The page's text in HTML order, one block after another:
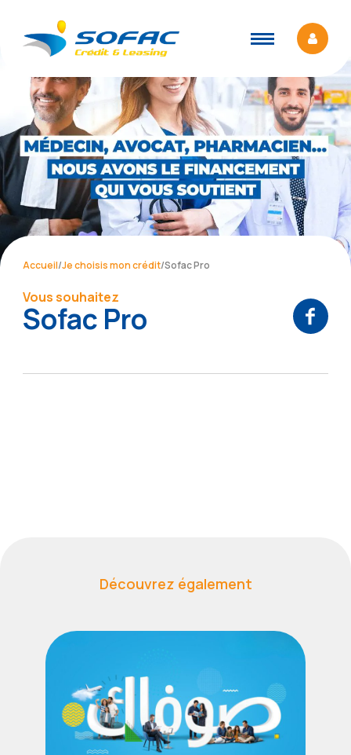
Accueil/Je choisis mon crédit/Sofac Pro
Vous souhaitez
Sofac Pro
Découvrez également